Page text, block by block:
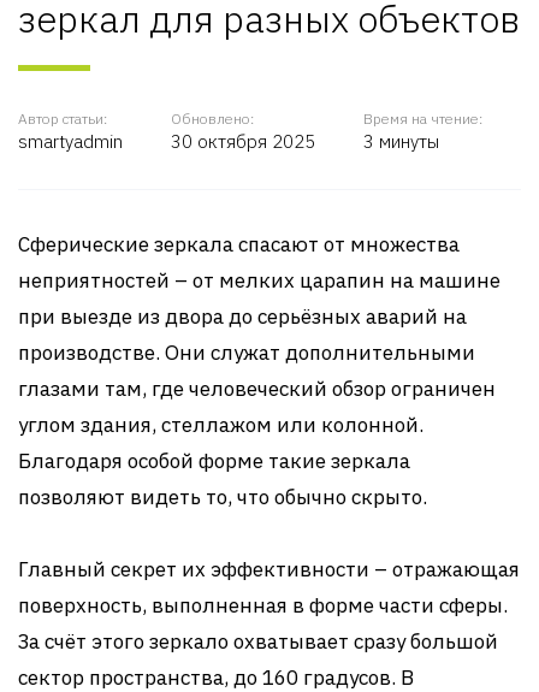
зеркал для разных объектов
Автор статьи:
smartyadmin
Обновлено:
30 октября 2025
Время на чтение:
3 минуты
Сферические зеркала спасают от множества
неприятностей – от мелких царапин на машине
при выезде из двора до серьёзных аварий на
производстве. Они служат дополнительными
глазами там, где человеческий обзор ограничен
углом здания, стеллажом или колонной.
Благодаря особой форме такие зеркала
позволяют видеть то, что обычно скрыто.
Главный секрет их эффективности – отражающая
поверхность, выполненная в форме части сферы.
За счёт этого зеркало охватывает сразу большой
сектор пространства, до 160 градусов. В